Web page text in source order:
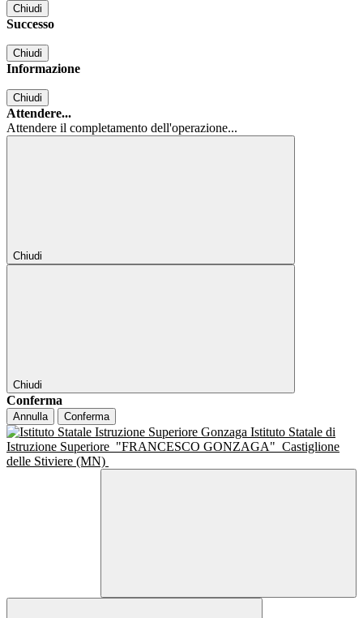
Chiudi
Successo
Chiudi
Informazione
Chiudi
Attendere...
Attendere il completamento dell'operazione...
Chiudi
Chiudi
Conferma
Annulla Conferma
Istituto Statale di
Istruzione Superiore "FRANCESCO GONZAGA" Castiglione
delle Stiviere (MN)